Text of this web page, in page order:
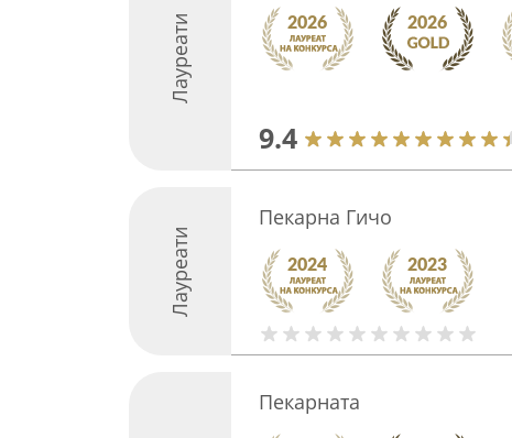
Лауреати
9.4
Лауреати
Пекарна Гичо
Пекарната